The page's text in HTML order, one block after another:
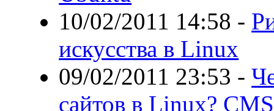
10/02/2011 14:58 -
искусства в Linux
09/02/2011 23:53 -
сайтов в Linux?